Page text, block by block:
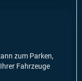
zum Parken,
Fahrzeuge